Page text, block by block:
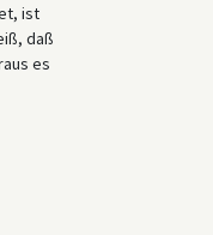
ist
daß
es